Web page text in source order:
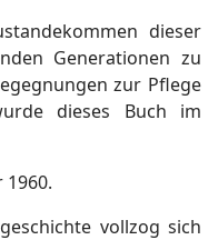
dieser
Generationen zu
zur Pflege
dieses Buch im
1960.
vollzog sich